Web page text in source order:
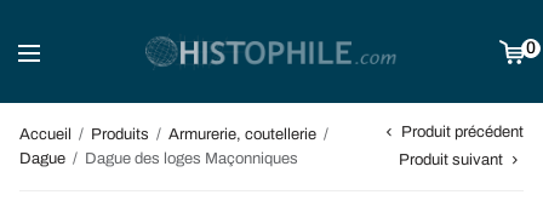
0
Accueil / Produits / Armurerie, coutellerie /
Dague / Dague des loges Maçonniques
Produit précédent
Produit suivant